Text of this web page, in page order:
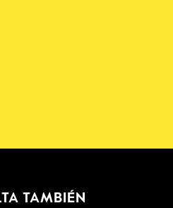
CONSIGUELO ¡Nuevo!
TAMBIÉN